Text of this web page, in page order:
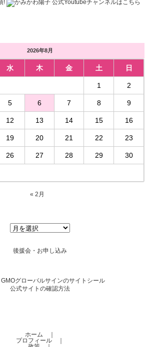
2026年8月
水 木 金 土 日
1 2
5 6 7 8 9
12 13 14 15 16
19 20 21 22 23
26 27 28 29 30
« 2月
後援会・お申し込み
公式サイトの確認方法
ホーム
プロフィール